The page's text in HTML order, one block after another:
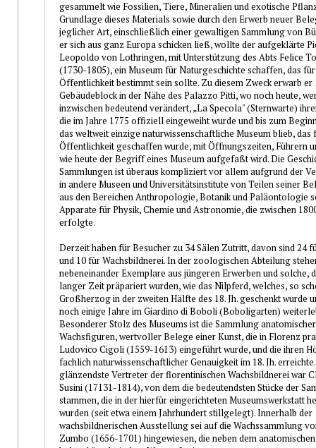
gesammelt wie Fossilien, Tiere, Mineralien und exotische
Grundlage dieses Materials sowie durch den Erwerb neuer
jeglicher Art, einschließlich einer gewaltigen Sammlung von
er sich aus ganz Europa schicken ließ, wollte der aufgeklärte
Leopoldo von Lothringen, mit Unterstützung des Abts Felice
(1730-1805), ein Museum für Naturgeschichte schaffen, das
Öffentlichkeit bestimmt sein sollte. Zu diesem Zweck erwarb er
Gebäudeblock in der Nähe des Palazzo Pitti, wo noch heute,
inzwischen bedeutend verändert, „La Specola" (Sternwarte)
die im Jahre 1775 offiziell eingeweiht wurde und bis zum Beginn
das weltweit einzige naturwissenschaftliche Museum blieb, das
Öffentlichkeit geschaffen wurde, mit Öffnungszeiten, Führern
wie heute der Begriff eines Museum aufgefaßt wird. Die
Sammlungen ist überaus kompliziert vor allem aufgrund der
in andere Museen und Universitätsinstitute von Teilen seiner
aus den Bereichen Anthropologie, Botanik und Paläontologie
Apparate für Physik, Chemie und Astronomie, die zwischen
erfolgte.
Derzeit haben für Besucher zu 34 Sälen Zutritt, davon sind 24
und 10 für Wachsbildnerei. In der zoologischen Abteilung
nebeneinander Exemplare aus jüngeren Erwerben und solche,
langer Zeit präpariert wurden, wie das Nilpferd, welches, so
Großherzog in der zweiten Hälfte des 18. Jh. geschenkt wurde
noch einige Jahre im Giardino di Boboli (Boboligarten)
Besonderer Stolz des Museums ist die Sammlung anatomischer
Wachsfiguren, wertvoller Belege einer Kunst, die in Florenz
Ludovico Cigoli (1559-1613) eingeführt wurde, und die ihren
fachlich naturwissenschaftlicher Genauigkeit im 18. Jh.
glänzendste Vertreter der florentinischen Wachsbildnerei war
Susini (17131-1814), von dem die bedeutendsten Stücke der
stammen, die in der hierfür eingerichteten Museumswerkstatt
wurden (seit etwa einem Jahrhundert stillgelegt). Innerhalb der
wachsbildnerischen Ausstellung sei auf die Wachssammlung
Zumbo (1656-1701) hingewiesen, die neben dem